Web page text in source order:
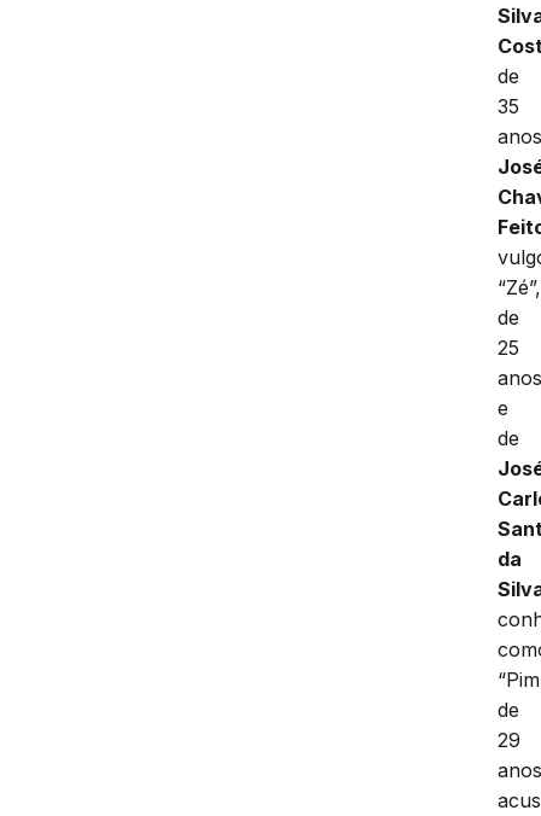
de
35
“Zé”,
de
25
e
de
da
de
29